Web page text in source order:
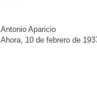
Antonio Aparicio
Ahora, 10 de febrero de